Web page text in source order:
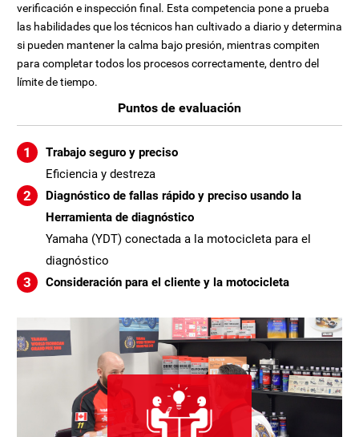
verificación e inspección final. Esta competencia pone a prueba
las habilidades que los técnicos han cultivado a diario y determina
si pueden mantener la calma bajo presión, mientras compiten
para completar todos los procesos correctamente, dentro del
límite de tiempo.
Puntos de evaluación
Trabajo seguro y preciso
Eficiencia y destreza
Diagnóstico de fallas rápido y preciso usando la
Herramienta de diagnóstico
Yamaha (YDT) conectada a la motocicleta para el
diagnóstico
Consideración para el cliente y la motocicleta